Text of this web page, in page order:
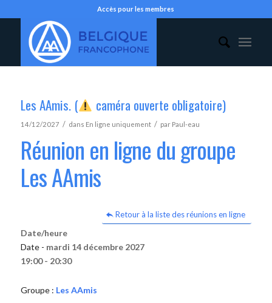
Accès pour les membres
Les AAmis. ( caméra ouverte obligatoire)
14/12/2027 / dans En ligne uniquement / par Paul-eau
Réunion en ligne du groupe
Les AAmis
Retour à la liste des réunions en ligne
Date/heure
Date - mardi 14 décembre 2027
19:00 - 20:30
Groupe : Les AAmis